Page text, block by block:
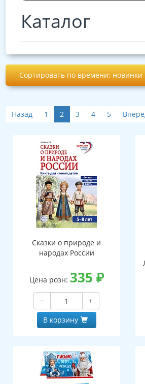
Каталог
Сортировать по времени:
Назад 1 2 3 4 5
Сказки о природе и
народах России
Цена розн: 335 ₽
−
+
В корзину